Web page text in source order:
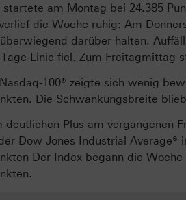
startete am Montag bei 24.385
die Woche ruhig: Am
darüber halten.
fiel. Zum Freitagmittag
100® zeigte sich wenig
Die Schwankungsbreite
deutlichen Plus am vergangenen
Dow Jones Industrial Average®
Der Index begann die